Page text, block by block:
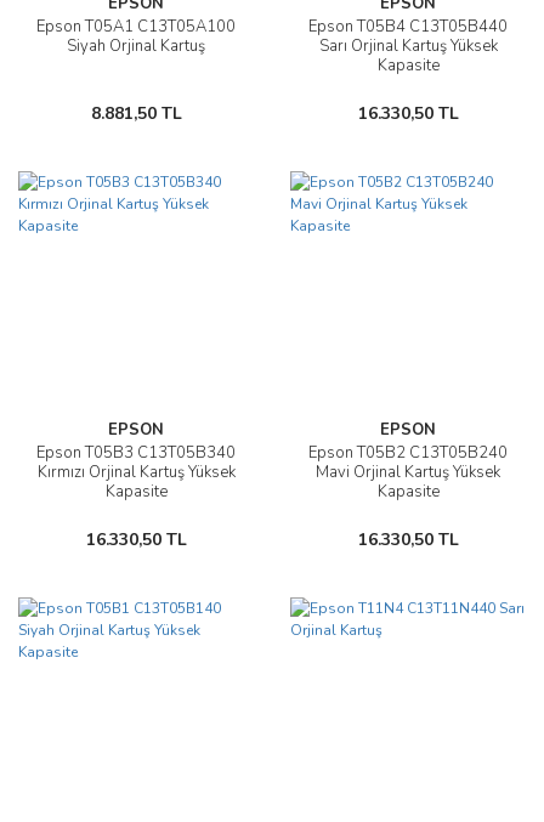
Epson T05A1 C13T05A100
Siyah Orjinal Kartuş
8.881,50 TL
Epson T05B4 C13T05B440
Sarı Orjinal Kartuş Yüksek
Kapasite
16.330,50 TL
EPSON
Epson T05B3 C13T05B340
Kırmızı Orjinal Kartuş Yüksek
Kapasite
16.330,50 TL
EPSON
Epson T05B2 C13T05B240
Mavi Orjinal Kartuş Yüksek
Kapasite
16.330,50 TL